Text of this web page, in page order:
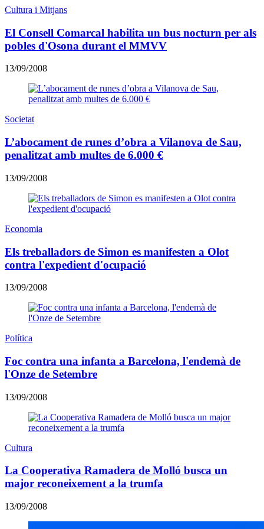
Cultura i Mitjans
El Consell Comarcal habilita un bus nocturn per als
pobles d'Osona durant el MMVV
13/09/2008
Societat
L’abocament de runes d’obra a Vilanova de Sau,
penalitzat amb multes de 6.000 €
13/09/2008
Economia
Els treballadors de Simon es manifesten a Olot
contra l'expedient d'ocupació
13/09/2008
Política
Foc contra una infanta a Barcelona, l'endemà de
l'Onze de Setembre
13/09/2008
Cultura
La Cooperativa Ramadera de Molló busca un
major reconeixement a la trumfa
13/09/2008